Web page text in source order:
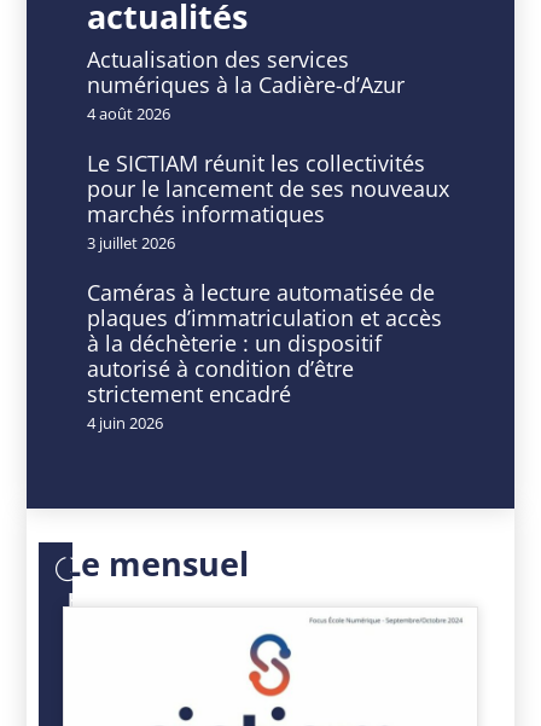
Centre
Gestion
Fonction
Publique
Territoriale
du
DATE
HEURE
actualités
Actualisation des services
numériques à la Cadière-d’Azur
4 août 2026
Le SICTIAM réunit les collectivités
pour le lancement de ses nouveaux
marchés informatiques
3 juillet 2026
Caméras à lecture automatisée de
plaques d’immatriculation et accès
à la déchèterie : un dispositif
autorisé à condition d’être
strictement encadré
4 juin 2026
Le mensuel